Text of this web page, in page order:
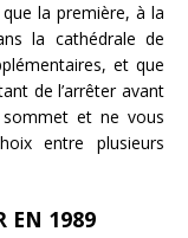
la première, à la
la cathédrale de
et que
de l’arrêter avant
sommet et ne vous
entre plusieurs
EN 1989